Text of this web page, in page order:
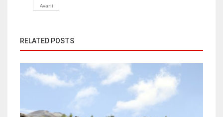
Avarii
RELATED POSTS